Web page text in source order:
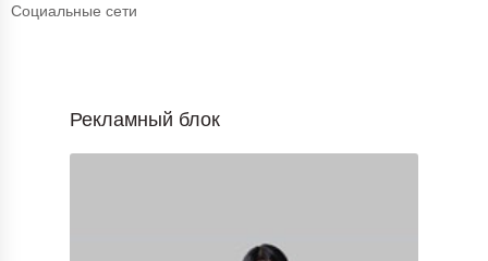
Социальные сети
Рекламный блок